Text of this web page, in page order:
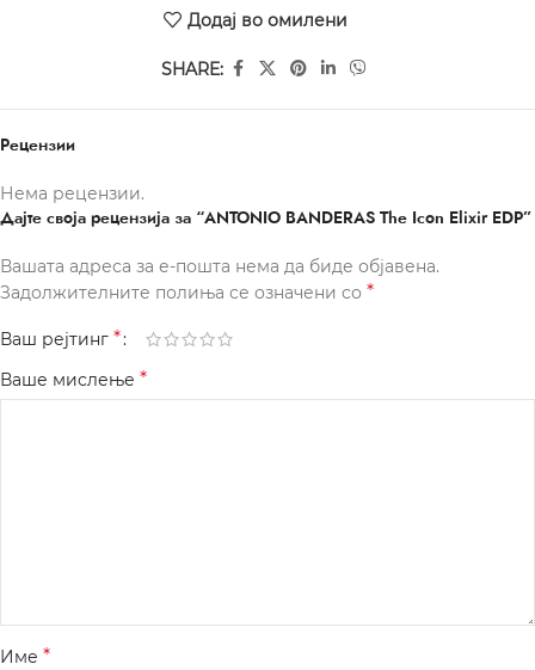
Додај во омилени
SHARE:
Рецензии
Нема рецензии.
Дајте своја рецензија за “ANTONIO BANDERAS The Icon Elixir EDP”
Вашата адреса за е-пошта нема да биде објавена.
Задолжителните полиња се означени со *
Ваш рејтинг *
Ваше мислење *
Име *